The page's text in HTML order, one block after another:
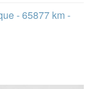
- 65877 km -